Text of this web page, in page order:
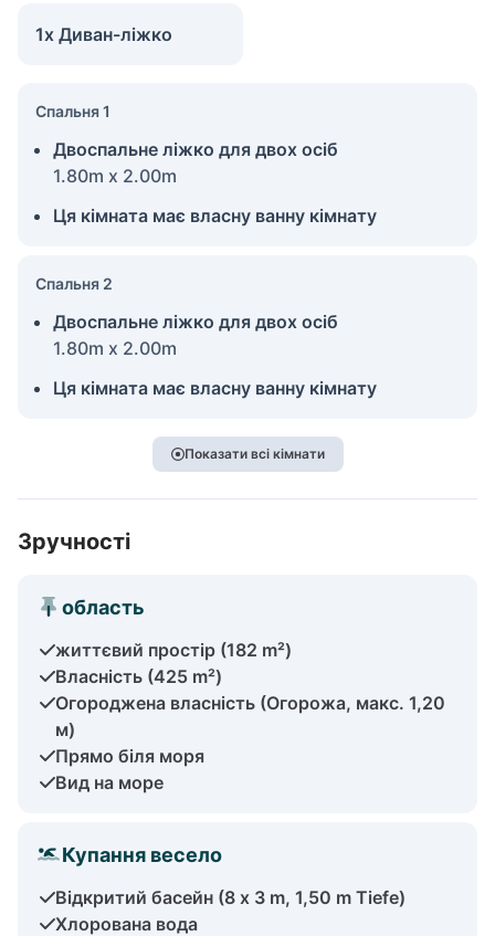
1x Диван-ліжко
Спальня 1
Двоспальне ліжко для двох осіб
1.80m x 2.00m
Ця кімната має власну ванну кімнату
Спальня 2
Двоспальне ліжко для двох осіб
1.80m x 2.00m
Ця кімната має власну ванну кімнату
Показати всі кімнати
Зручності
область
життєвий простір (182 m²)
Власність (425 m²)
Огороджена власність (Огорожа, макс. 1,20
м)
Прямо біля моря
Вид на море
Купання весело
Відкритий басейн (8 x 3 m, 1,50 m Tiefe)
Хлорована вода